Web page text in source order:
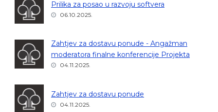
Prilika za posao u razvoju softvera
06.10.2025.
Zahtjev za dostavu ponude - Angažman
moderatora finalne konferencije Projekta
04.11.2025.
Zahtjev za dostavu ponude
04.11.2025.